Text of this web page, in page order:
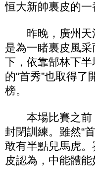
恒大新帥裏皮的一
昨晚，廣州天
是為一睹裏皮風
下，依靠郜林下
的“首秀”也取得
榜。
本場比賽之前
封閉訓練。雖然“
敢有半點兒馬虎
皮認為，中能體能